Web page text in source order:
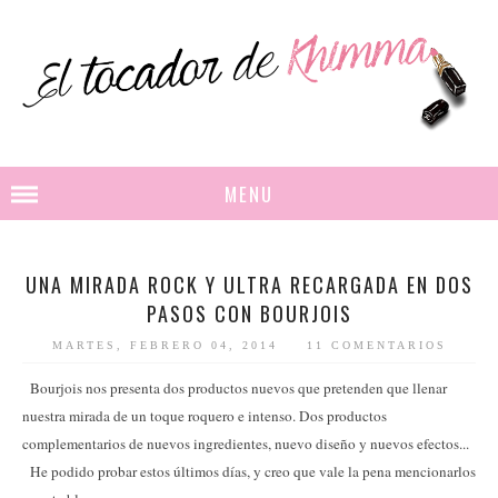
MENU
UNA MIRADA ROCK Y ULTRA RECARGADA EN DOS
PASOS CON BOURJOIS
MARTES, FEBRERO 04, 2014 11 COMENTARIOS
Bourjois nos presenta dos productos nuevos que pretenden que llenar
nuestra mirada de un toque roquero e intenso. Dos productos
complementarios de nuevos ingredientes, nuevo diseño y nuevos efectos...
He podido probar estos últimos días, y creo que vale la pena mencionarlos